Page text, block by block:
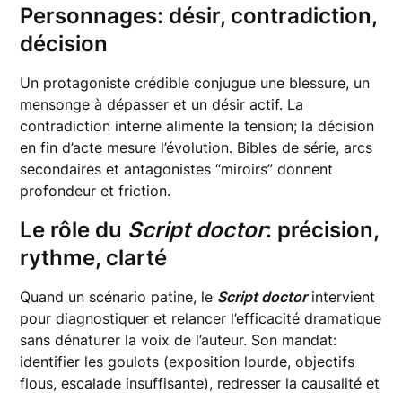
Personnages: désir, contradiction,
décision
Un protagoniste crédible conjugue une blessure, un
mensonge à dépasser et un désir actif. La
contradiction interne alimente la tension; la décision
en fin d’acte mesure l’évolution. Bibles de série, arcs
secondaires et antagonistes “miroirs” donnent
profondeur et friction.
Le rôle du Script doctor: précision,
rythme, clarté
Quand un scénario patine, le Script doctorintervient
pour diagnostiquer et relancer l’efficacité dramatique
sans dénaturer la voix de l’auteur. Son mandat:
identifier les goulots (exposition lourde, objectifs
flous, escalade insuffisante), redresser la causalité et